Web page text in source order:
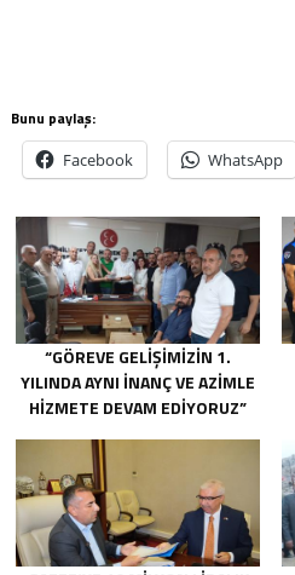
Bunu paylaş:
Facebook WhatsApp
“GÖREVE GELIŞIMIZIN 1.
YILINDA AYNI INANÇ VE AZIMLE
HIZMETE DEVAM EDIYORUZ”